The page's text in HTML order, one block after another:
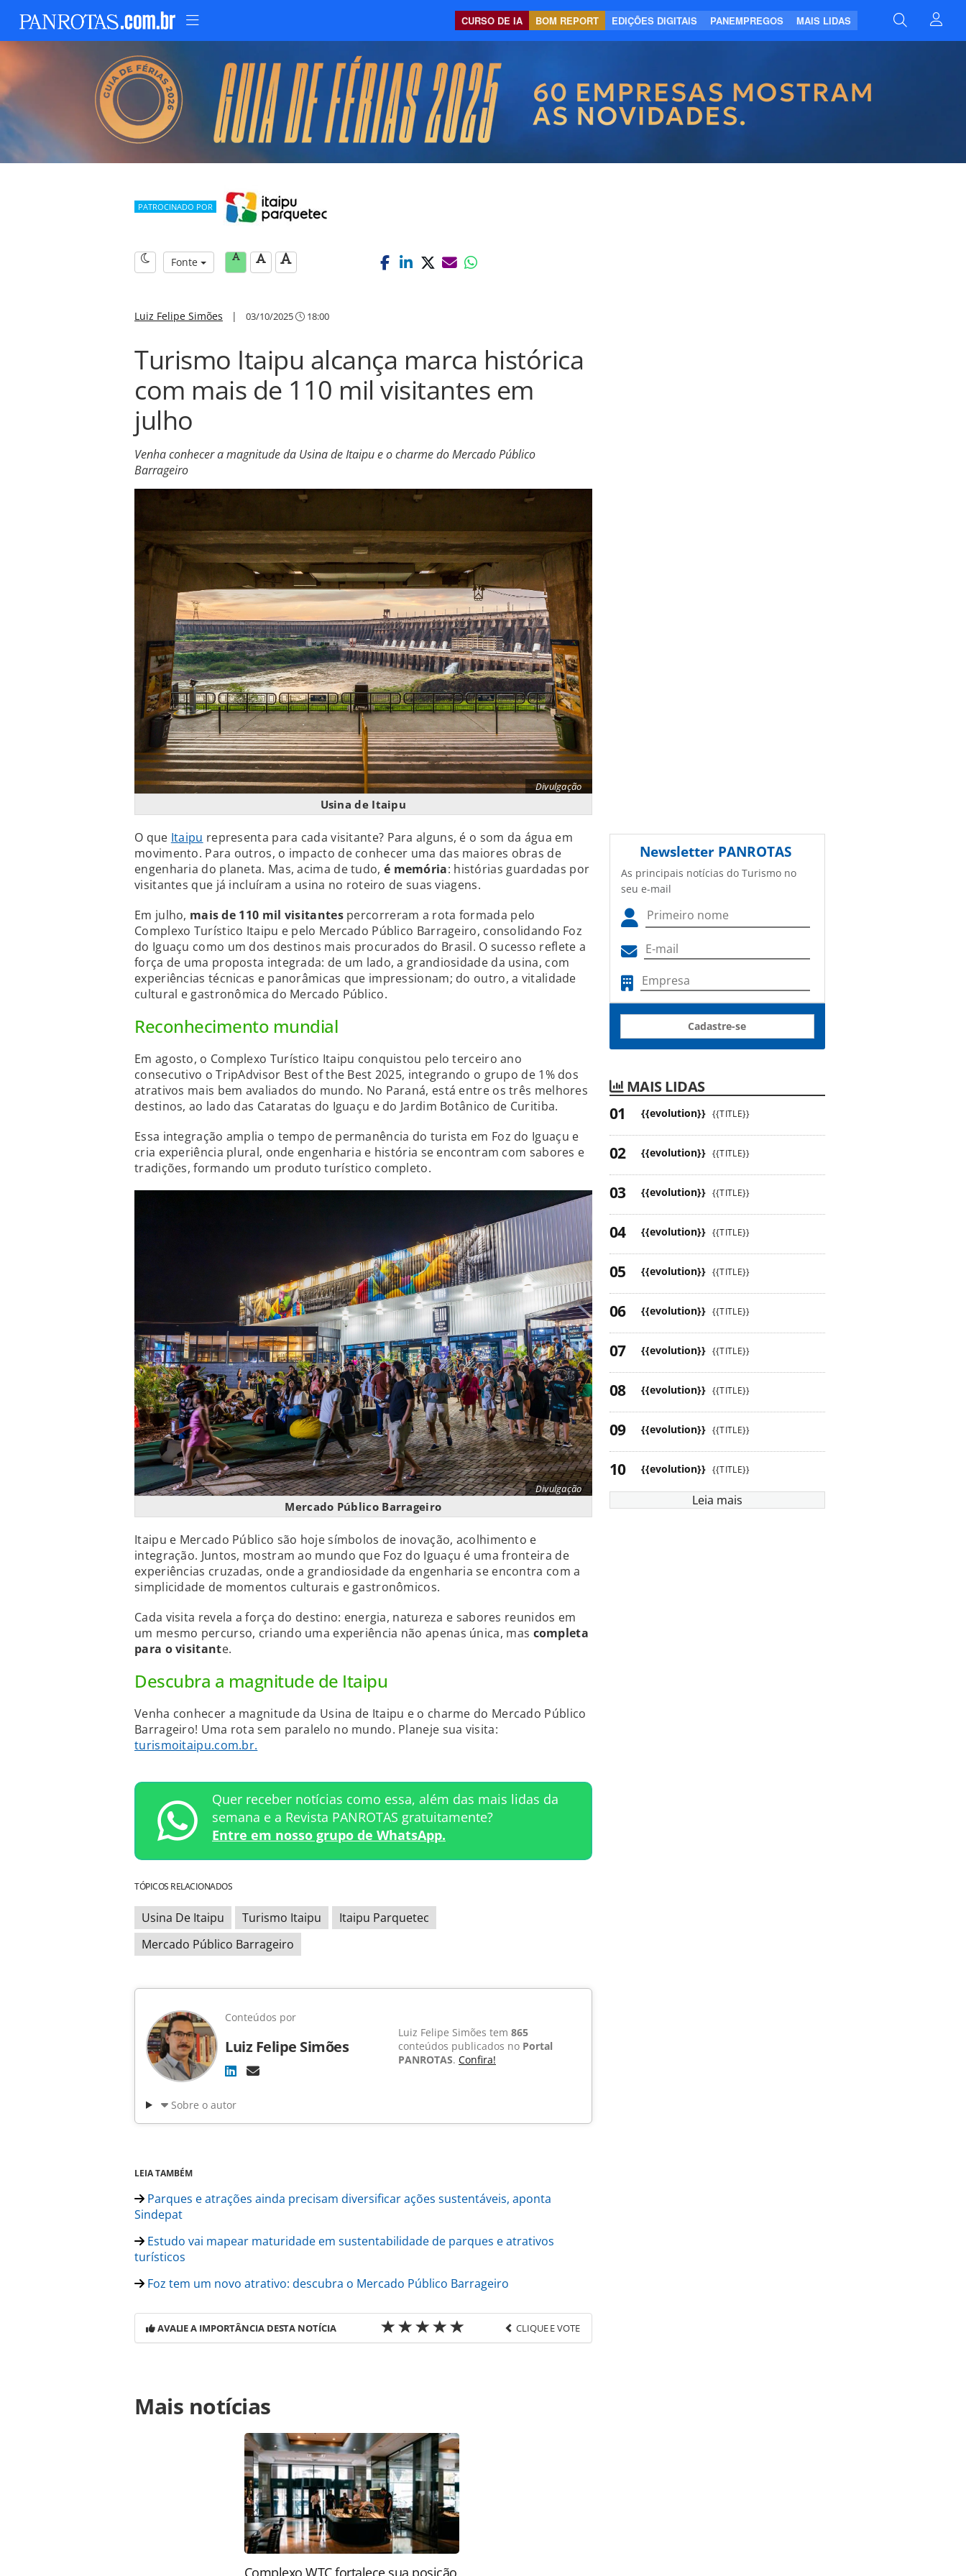
CURSO DE IA BOM REPORT EDIÇÕES DIGITAIS PANEMPREGOS MAIS LIDAS
PATROCINADO POR
Fonte
Luiz Felipe Simões | 03/10/2025 18:00
Turismo Itaipu alcança marca histórica
com mais de 110 mil visitantes em
julho
Venha conhecer a magnitude da Usina de Itaipu e o charme do Mercado Público
Barrageiro
Divulgação
Usina de Itaipu
O que Itaipu representa para cada visitante? Para alguns, é o som da água em
movimento. Para outros, o impacto de conhecer uma das maiores obras de
engenharia do planeta. Mas, acima de tudo, é memória: histórias guardadas por
visitantes que já incluíram a usina no roteiro de suas viagens.
Em julho, mais de 110 mil visitantespercorreram a rota formada pelo
Complexo Turístico Itaipu e pelo Mercado Público Barrageiro, consolidando Foz
do Iguaçu como um dos destinos mais procurados do Brasil. O sucesso reflete a
força de uma proposta integrada: de um lado, a grandiosidade da usina, com
experiências técnicas e panorâmicas que impressionam; do outro, a vitalidade
cultural e gastronômica do Mercado Público.
Reconhecimento mundial
Em agosto, o Complexo Turístico Itaipu conquistou pelo terceiro ano
consecutivo o TripAdvisor Best of the Best 2025, integrando o grupo de 1% dos
atrativos mais bem avaliados do mundo. No Paraná, está entre os três melhores
destinos, ao lado das Cataratas do Iguaçu e do Jardim Botânico de Curitiba.
Essa integração amplia o tempo de permanência do turista em Foz do Iguaçu e
cria experiência plural, onde engenharia e história se encontram com sabores e
tradições, formando um produto turístico completo.
Divulgação
Mercado Público Barrageiro
Itaipu e Mercado Público são hoje símbolos de inovação, acolhimento e
integração. Juntos, mostram ao mundo que Foz do Iguaçu é uma fronteira de
experiências cruzadas, onde a grandiosidade da engenharia se encontra com a
simplicidade de momentos culturais e gastronômicos.
Cada visita revela a força do destino: energia, natureza e sabores reunidos em
um mesmo percurso, criando uma experiência não apenas única, mas completa
para o visitante.
Descubra a magnitude de Itaipu
Venha conhecer a magnitude da Usina de Itaipu e o charme do Mercado Público
Barrageiro! Uma rota sem paralelo no mundo. Planeje sua visita:
turismoitaipu.com.br.
Quer receber notícias como essa, além das mais lidas da
semana e a Revista PANROTAS gratuitamente?
Entre em nosso grupo de WhatsApp.
TÓPICOS RELACIONADOS
Usina De Itaipu Turismo Itaipu
Itaipu Parquetec
Mercado Público Barrageiro
Conteúdos por
Luiz Felipe Simões
Luiz Felipe Simões tem 865
conteúdos publicados no Portal
PANROTAS. Confira!
Sobre o autor
LEIA TAMBÉM
Parques e atrações ainda precisam diversificar ações sustentáveis, aponta
Sindepat
Estudo vai mapear maturidade em sustentabilidade de parques e atrativos
turísticos
Foz tem um novo atrativo: descubra o Mercado Público Barrageiro
AVALIE A IMPORTÂNCIA DESTA NOTÍCIA CLIQUE E VOTE
https://www.panrotas.com.br/guia-de-ferias/destinos/2025/10/turismo-itaipu-alcanca-
marca-historica-com-mais-de-110-mil-visitantes-em-julho_222022.html ou as
ferramentas oferecidas na página. Todo o conteúdo produzido pela PANROTAS Editora
é protegido pela legislação brasileira sobre direito autoral. Não reproduza o conteúdo
sem autorização da PANROTAS Editora (copyright@panrotas.com.br).
Mais notícias
Newsletter PANROTAS
As principais notícias do Turismo no
seu e-mail
Cadastre-se
MAIS LIDAS
{{evolution}} {{TITLE}}
{{evolution}} {{TITLE}}
{{evolution}} {{TITLE}}
{{evolution}} {{TITLE}}
{{evolution}} {{TITLE}}
{{evolution}} {{TITLE}}
{{evolution}} {{TITLE}}
{{evolution}} {{TITLE}}
{{evolution}} {{TITLE}}
{{evolution}} {{TITLE}}
Leia mais